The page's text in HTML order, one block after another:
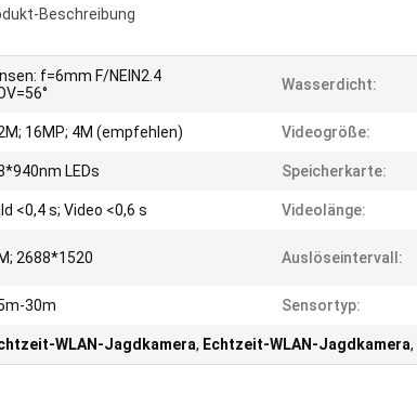
Beschreibung
f=6mm F/NEIN2.4
Wasserdicht:
16MP; 4M (empfehlen) Videogröße:
LEDs Speicherkarte:
<0,4 s; Video <0,6 s Videolänge:
2688*1520 Auslöseintervall:
30m Sensortyp:
WLAN-Jagdkamera, Echtzeit-WLAN-Jagdkamera,